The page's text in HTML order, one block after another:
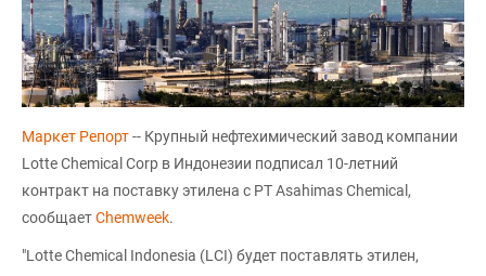
Маркет Репорт-- Крупный нефтехимический завод компании
Lotte Chemical Corp в Индонезии подписал 10-летний
контракт на поставку этилена с PT Asahimas Chemical,
сообщаетChemweek.
"Lotte Chemical Indonesia (LCI) будет поставлять этилен,